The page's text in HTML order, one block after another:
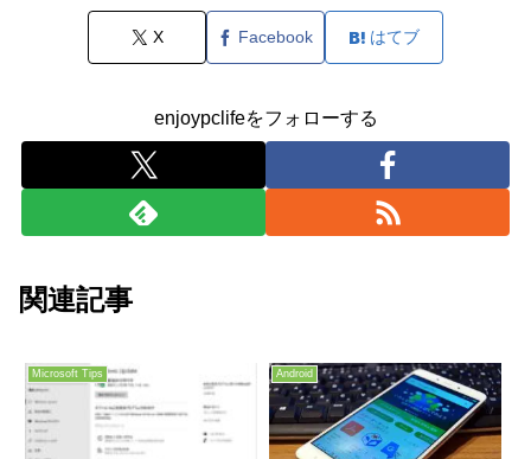
X Facebook はてブ
enjoypclifeをフォローする
関連記事
Microsoft Tips Android